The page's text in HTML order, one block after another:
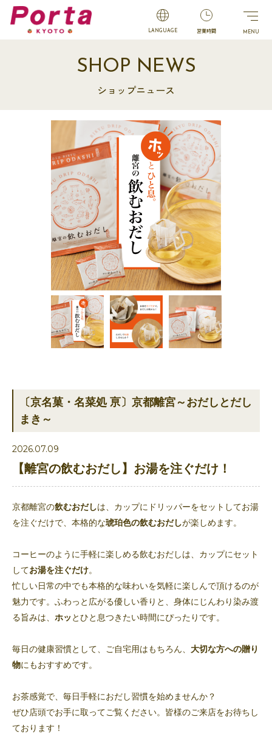
LANGUAGE 営業時間
SHOP NEWS
ショップニュース
〔京名菓・名菜処 亰〕京都離宮～おだしとだし
まき～
2026.07.09
【離宮の飲むおだし】お湯を注ぐだけ！
京都離宮の飲むおだしは、カップにドリッパーをセットしてお湯
を注ぐだけで、本格的な琥珀色の飲むおだしが楽しめます。
コーヒーのように手軽に楽しめる飲むおだしは、カップにセット
してお湯を注ぐだけ。
忙しい日常の中でも本格的な味わいを気軽に楽しんで頂けるのが
魅力です。ふわっと広がる優しい香りと、身体にじんわり染み渡
る旨みは、 ホッとひと息つきたい時間にぴったりです。
毎日の健康習慣として、ご自宅用はもちろん、 大切な方への贈り
物にもおすすめです。
お茶感覚で、毎日手軽におだし習慣を始めませんか？
ぜひ店頭でお手に取ってご覧ください。皆様のご来店をお待ちし
ております！